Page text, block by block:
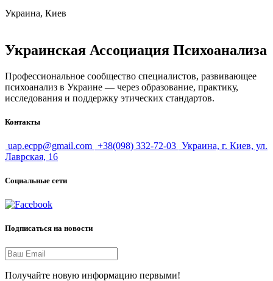
Украина, Киев
Украинская Ассоциация Психоанализа
Профессиональное сообщество специалистов, развивающее
психоанализ в Украине — через образование, практику,
исследования и поддержку этических стандартов.
Контакты
uap.ecpp@gmail.com +38(098) 332-72-03 Украина, г. Киев, ул.
Лаврская, 16
Социальные сети
Подписаться на новости
Получайте новую информацию первыми!